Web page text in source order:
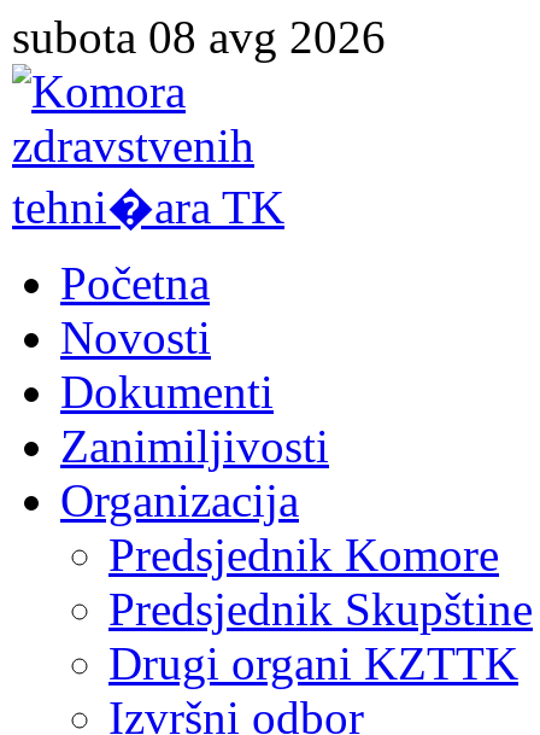
subota 08 avg 2026
Početna
Novosti
Dokumenti
Zanimiljivosti
Organizacija
Predsjednik Komore
Predsjednik Skupštine
Drugi organi KZTTK
Izvršni odbor